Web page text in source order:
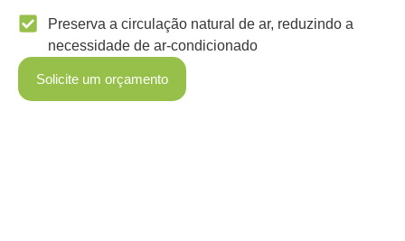
Preserva a circulação natural de ar, reduzindo a
necessidade de ar-condicionado
Solicite um orçamento